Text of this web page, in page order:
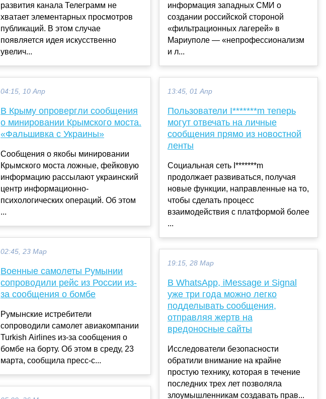
развития канала Телеграмм не
хватает элементарных просмотров
публикаций. В этом случае
появляется идея искусственно
увелич...
04:15, 10 Апр
В Крыму опровергли сообщения
о минировании Крымского моста.
«Фальшивка с Украины»
Сообщения о якобы минировании
Крымского моста ложные, фейковую
информацию рассылают украинский
центр информационно-
психологических операций. Об этом
...
02:45, 23 Мар
Военные самолеты Румынии
сопроводили рейс из России из-
за сообщения о бомбе
Румынские истребители
сопроводили самолет авиакомпании
Turkish Airlines из-за сообщения о
бомбе на борту. Об этом в среду, 23
марта, сообщила пресс-с...
информация западных СМИ о
создании российской стороной
«фильтрационных лагерей» в
Мариуполе — «непрофессионализм
и л...
13:45, 01 Апр
Пользователи I*******m теперь
могут отвечать на личные
сообщения прямо из новостной
ленты
Социальная сеть I*******m
продолжает развиваться, получая
новые функции, направленные на то,
чтобы сделать процесс
взаимодействия с платформой более
...
19:15, 28 Мар
В WhatsApp, iMessage и Signal
уже три года можно легко
подделывать сообщения,
отправляя жертв на
вредоносные сайты
Исследователи безопасности
обратили внимание на крайне
простую технику, которая в течение
последних трех лет позволяла
злоумышленникам создавать прав...